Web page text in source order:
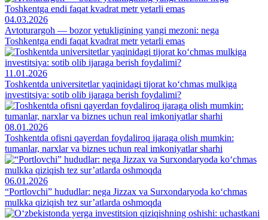
04.03.2026
Avtoturargoh — bozor yetukligining yangi mezoni: nega
Toshkentga endi faqat kvadrat metr yetarli emas
11.01.2026
Toshkentda universitetlar yaqinidagi tijorat ko‘chmas mulkiga
investitsiya: sotib olib ijaraga berish foydalimi?
08.01.2026
Toshkentda ofisni qayerdan foydaliroq ijaraga olish mumkin:
tumanlar, narxlar va biznes uchun real imkoniyatlar sharhi
06.01.2026
“Portlovchi” hududlar: nega Jizzax va Surxondaryoda ko‘chmas
mulkka qiziqish tez sur’atlarda oshmoqda